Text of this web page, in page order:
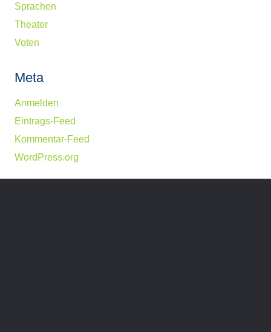
Sprachen
Theater
Voten
Meta
Anmelden
Eintrags-Feed
Kommentar-Feed
WordPress.org